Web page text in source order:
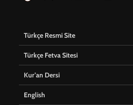
Türkçe Resmi Site
Türkçe Fetva Sitesi
Kur’an Dersi
English